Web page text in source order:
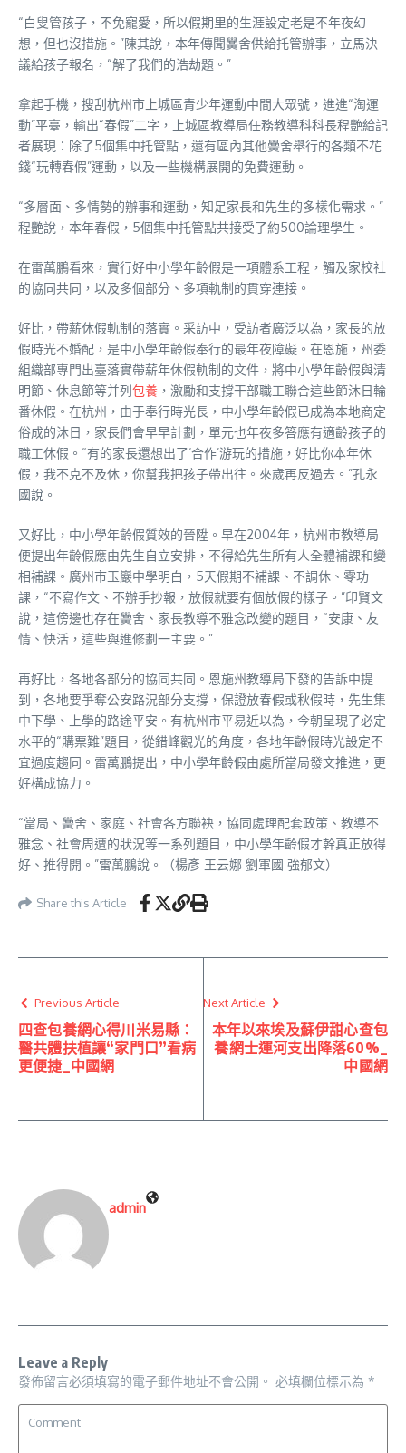
“白叟管孩子，不免寵愛，所以假期里的生涯設定老是不年夜幻
想，但也沒措施。”陳其說，本年傳聞黌舍供給托管辦事，立馬決
議給孩子報名，“解了我們的浩劫題。”
拿起手機，搜刮杭州市上城區青少年運動中間大眾號，進進“淘運
動”平臺，輸出“春假”二字，上城區教導局任務教導科科長程艷給記
者展現：除了5個集中托管點，還有區內其他黌舍舉行的各類不花
錢“玩轉春假”運動，以及一些機構展開的免費運動。
“多層面、多情勢的辦事和運動，知足家長和先生的多樣化需求。”
程艷說，本年春假，5個集中托管點共接受了約500論理學生。
在雷萬鵬看來，實行好中小學年齡假是一項體系工程，觸及家校社
的協同共同，以及多個部分、多項軌制的貫穿連接。
好比，帶薪休假軌制的落實。采訪中，受訪者廣泛以為，家長的放
假時光不婚配，是中小學年齡假奉行的最年夜障礙。在恩施，州委
組織部專門出臺落實帶薪年休假軌制的文件，將中小學年齡假與清
明節、休息節等并列包養 ，激勵和支撐干部職工聯合這些節沐日輪
番休假。在杭州，由于奉行時光長，中小學年齡假已成為本地商定
俗成的沐日，家長們會早早計劃，單元也年夜多答應有適齡孩子的
職工休假。“有的家長還想出了‘合作’游玩的措施，好比你本年休
假，我不克不及休，你幫我把孩子帶出往。來歲再反過去。”孔永
國說。
又好比，中小學年齡假質效的晉陞。早在2004年，杭州市教導局
便提出年齡假應由先生自立安排，不得給先生所有人全體補課和變
相補課。廣州市玉巖中學明白，5天假期不補課、不調休、零功
課，“不寫作文、不辦手抄報，放假就要有個放假的樣子。”印賢文
說，這傍邊也存在黌舍、家長教導不雅念改變的題目，“安康、友
情、快活，這些與進修劃一主要。”
再好比，各地各部分的協同共同。恩施州教導局下發的告訴中提
到，各地要爭奪公安路況部分支撐，保證放春假或秋假時，先生集
中下學、上學的路途平安。有杭州市平易近以為，今朝呈現了必定
水平的“購票難”題目，從錯峰觀光的角度，各地年齡假時光設定不
宜過度趨同。雷萬鵬提出，中小學年齡假由處所當局發文推進，更
好構成協力。
“當局、黌舍、家庭、社會各方聯袂，協同處理配套政策、教導不
雅念、社會周遭的狀況等一系列題目，中小學年齡假才幹真正放得
好、推得開。”雷萬鵬說。（楊彥 王云娜 劉軍國 強郁文）
Share this Article
Previous Article
四查包養網心得川米易縣：
醫共體扶植讓“家門口”看病
更便捷_中國網
Next Article
本年以來埃及蘇伊甜心查包
養網士運河支出降落60%_
中國網
admin
Leave a Reply
發佈留言必須填寫的電子郵件地址不會公開。 必填欄位標示為 *